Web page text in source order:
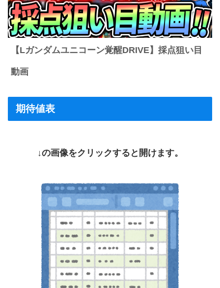
【Lガンダムユニコーン覚醒DRIVE】採点狙い目
動画
期待値表
↓の画像をクリックすると開けます。